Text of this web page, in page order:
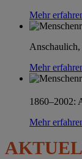
Mehr
Anschaulich,
Mehr
1860–2002:
Mehr